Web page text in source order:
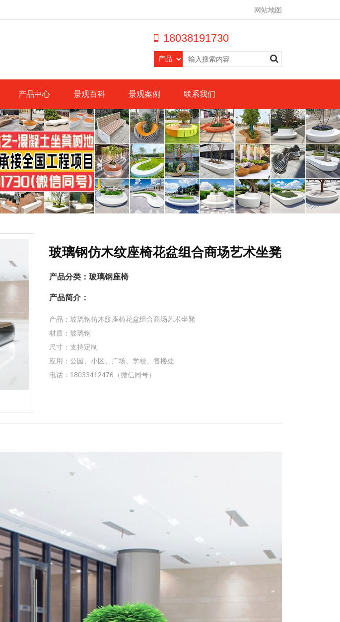
网站地图
18038191730
产品中心 景观百科 景观案例 联系我们
玻璃钢仿木纹座椅花盆组合商场艺术坐凳
产品分类：玻璃钢座椅
产品简介：
产品：玻璃钢仿木纹座椅花盆组合商场艺术坐凳
材质：玻璃钢
尺寸：支持定制
应用：公园、小区、广场、学校、售楼处
电话：18033412476（微信同号）